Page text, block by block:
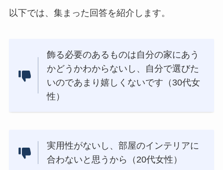
以下では、集まった回答を紹介します。
飾る必要のあるものは自分の家にあう
かどうかわからないし、自分で選びた
いのであまり嬉しくないです（30代女
性）
実用性がないし、部屋のインテリアに
合わないと思うから（20代女性）